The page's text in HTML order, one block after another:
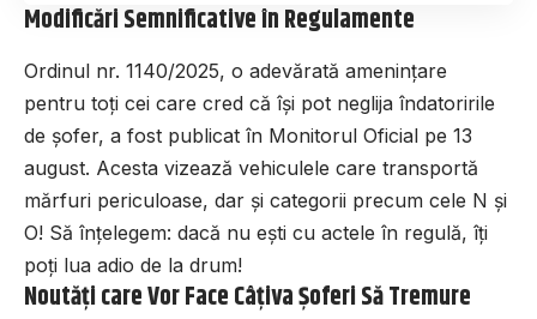
Modificări Semnificative în Regulamente
Ordinul nr. 1140/2025, o adevărată amenințare
pentru toți cei care cred că își pot neglija îndatoririle
de șofer, a fost publicat în Monitorul Oficial pe 13
august. Acesta vizează vehiculele care transportă
mărfuri periculoase, dar și categorii precum cele N și
O! Să înțelegem: dacă nu ești cu actele în regulă, îți
poți lua adio de la drum!
Noutăți care Vor Face Câțiva Șoferi Să Tremure